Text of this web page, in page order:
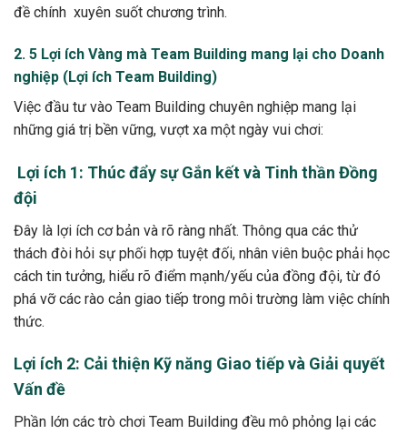
đề chính xuyên suốt chương trình.
2. 5 Lợi ích Vàng mà Team Building mang lại cho Doanh
nghiệp (Lợi ích Team Building)
Việc đầu tư vào Team Building chuyên nghiệp mang lại
những giá trị bền vững, vượt xa một ngày vui chơi:
Lợi ích 1: Thúc đẩy sự Gắn kết và Tinh thần Đồng
đội
Đây là lợi ích cơ bản và rõ ràng nhất. Thông qua các thử
thách đòi hỏi sự phối hợp tuyệt đối, nhân viên buộc phải học
cách tin tưởng, hiểu rõ điểm mạnh/yếu của đồng đội, từ đó
phá vỡ các rào cản giao tiếp trong môi trường làm việc chính
thức.
Lợi ích 2: Cải thiện Kỹ năng Giao tiếp và Giải quyết
Vấn đề
Phần lớn các trò chơi Team Building đều mô phỏng lại các